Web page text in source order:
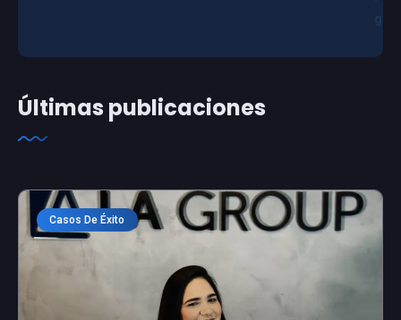
Últimas publicaciones
Casos De Éxito